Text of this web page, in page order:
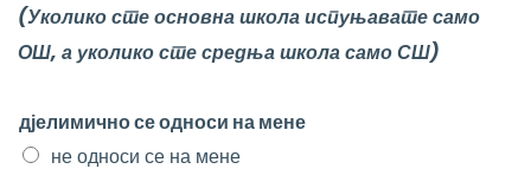
(Уколико сте основна школа испуњавате само
ОШ, а уколико сте средња школа само СШ)
дјелимично се односи на мене
не односи се на мене